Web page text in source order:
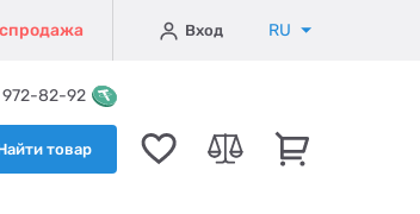
Вход RU
972-82-92
товар